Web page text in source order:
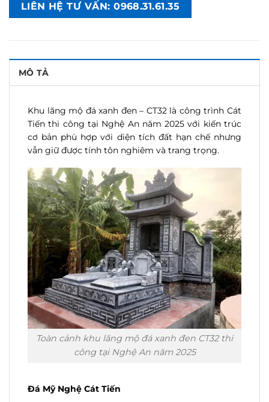
LIÊN HỆ TƯ VẤN: 0968.31.61.35
MÔ TẢ
Khu lăng mộ đá xanh đen – CT32 là công trình Cát
Tiến thi công tại Nghệ An năm 2025 với kiến trúc
cơ bản phù hợp với diện tích đất hạn chế nhưng
vẫn giữ được tính tôn nghiêm và trang trọng.
Toàn cảnh khu lăng mộ đá xanh đen CT32 thi
công tại Nghệ An năm 2025
Đá Mỹ Nghệ Cát Tiến